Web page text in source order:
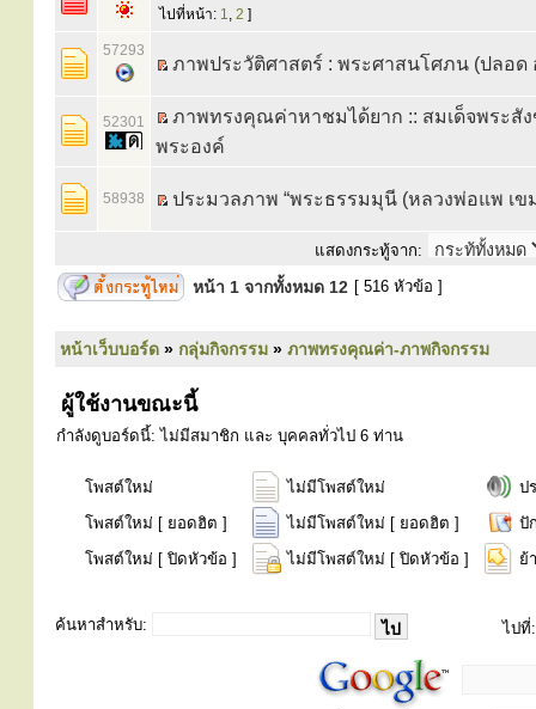
ไปที่หน้า: 1, 2 ]
57293
ภาพประวัติศาสตร์ : พระศาสนโศภน (ปลอด
52301
ภาพทรงคุณค่าหาชมได้ยาก :: สมเด็จพระสั
พระองค์
58938 ประมวลภาพ “พระธรรมมุนี (หลวงพ่อแพ เข
แสดงกระทู้จาก:
หน้า 1 จากทั้งหมด 12 [ 516 หัวข้อ ]
หน้าเว็บบอร์ด » กลุ่มกิจกรรม » ภาพทรงคุณค่า-ภาพกิจกรรม
ผู้ใช้งานขณะนี้
กำลังดูบอร์ดนี้: ไม่มีสมาชิก และ บุคคลทั่วไป 6 ท่าน
โพสต์ใหม่ ไม่มีโพสต์ใหม่
ป
โพสต์ใหม่ [ ยอดฮิต ]
ไม่มีโพสต์ใหม่ [ ยอดฮิต ]
ปั
โพสต์ใหม่ [ ปิดหัวข้อ ]
ไม่มีโพสต์ใหม่ [ ปิดหัวข้อ ] ย้
ค้นหาสำหรับ: ไปที่: